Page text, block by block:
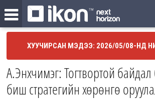
ХУУЧИРСАН МЭДЭЭ: 2026/05/08-НД
А.Энхчимэг: Тогтвортой
биш стратегийн хөрөнгө